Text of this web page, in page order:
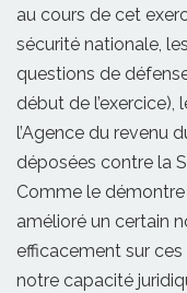
au cours de cet
sécurité nationale,
questions de
début de
l’Agence du revenu
déposées contre la
Comme le
amélioré un certain
efficacement sur ces
notre capacité